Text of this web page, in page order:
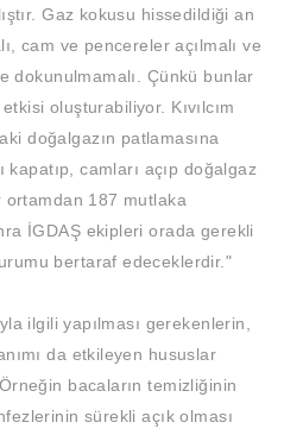
Gaz kokusu hissedildiği an
cam ve pencereler açılmalı ve
dokunulmamalı. Çünkü bunlar
etkisi oluşturabiliyor. Kıvılcım
doğalgazın patlamasına
camları açıp doğalgaz
ortamdan 187 mutlaka
İGDAŞ ekipleri orada gerekli
bertaraf edeceklerdir."
ilgili yapılması gerekenlerin,
da etkileyen hususlar
bacaların temizliğinin
sürekli açık olması